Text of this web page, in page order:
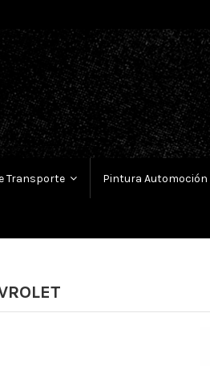
Transporte Pintura Automoción